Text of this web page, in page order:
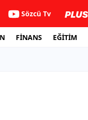
Sözcü Tv
FİNANS EĞİTİM